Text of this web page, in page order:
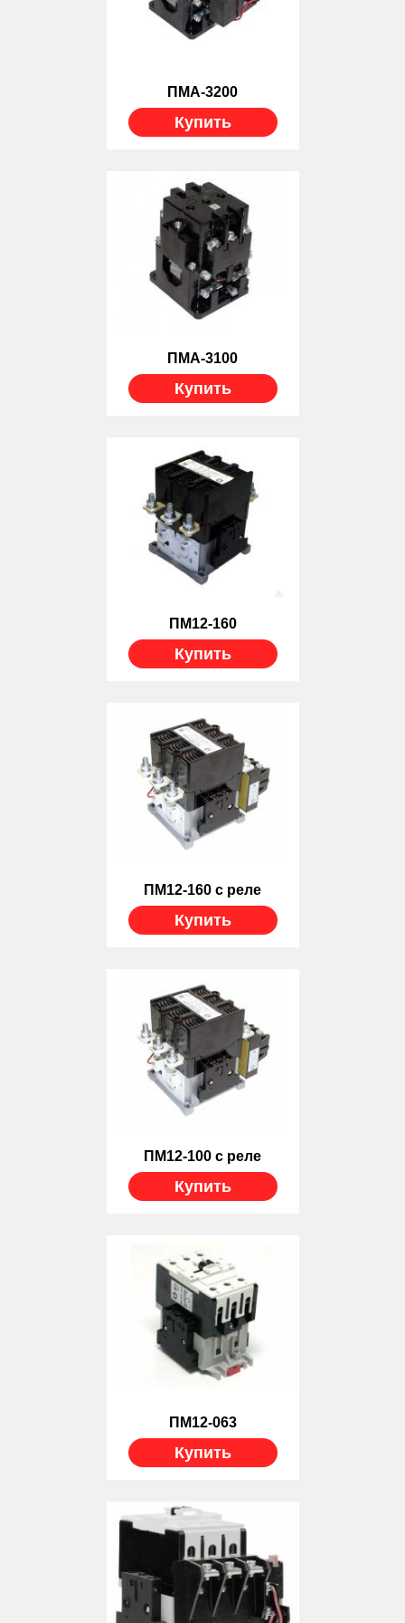
ПМА-3200
Купить
ПМА-3100
Купить
ПМ12-160
Купить
ПМ12-160 с реле
Купить
ПМ12-100 с реле
Купить
ПМ12-063
Купить